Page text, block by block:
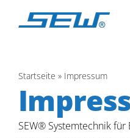
Inhalt
Startseite » Impressum
SEW® Systemtechnik